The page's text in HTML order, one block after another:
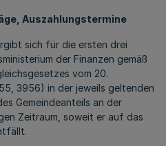
Auszahlungstermine
sich für die ersten drei
der Finanzen gemäß
vom 20.
3956) in der jeweils geltenden
Gemeindeanteils an der
Zeitraum, soweit er auf das